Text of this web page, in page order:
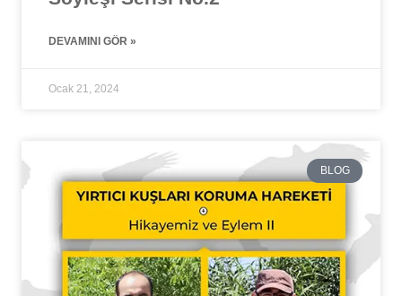
DEVAMINI GÖR »
Ocak 21, 2024
BLOG